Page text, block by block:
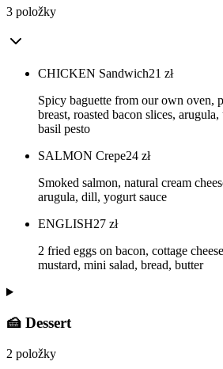
3 položky
CHICKEN Sandwich21 zł
Spicy baguette from our own oven,
breast, roasted bacon slices,
basil pesto
SALMON Crepe24 zł
Smoked salmon, natural cream
arugula, dill, yogurt sauce
ENGLISH27 zł
2 fried eggs on bacon, cottage
mustard, mini salad, bread, butter
🍰 Dessert
2 položky